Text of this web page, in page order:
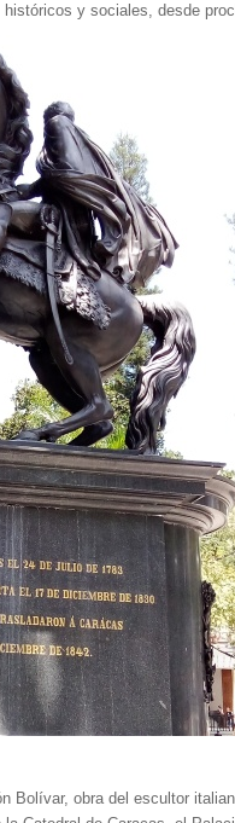
y sociales, desde
Bolívar, obra del escultor